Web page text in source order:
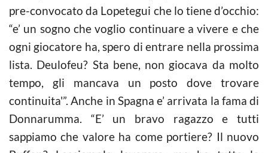
pre-convocato da Lopetegui che lo tiene d’occhio:
“e’ un sogno che voglio continuare a vivere e che
ogni giocatore ha, spero di entrare nella prossima
lista. Deulofeu? Sta bene, non giocava da molto
tempo, gli mancava un posto dove trovare
continuita'”. Anche in Spagna e’ arrivata la fama di
Donnarumma. “E’ un bravo ragazzo e tutti
sappiamo che valore ha come portiere? Il nuovo